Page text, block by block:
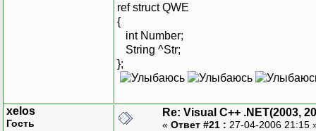
ref struct QWE
{
int Number;
String ^Str;
};
xelos
Гость
Re: Visual C++ .NET(2003,
« Ответ #21 : 27-04-2006 21:15